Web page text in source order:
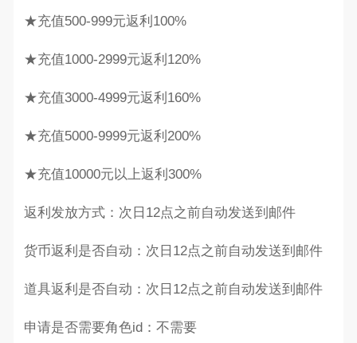
★充值500-999元返利100%
★充值1000-2999元返利120%
★充值3000-4999元返利160%
★充值5000-9999元返利200%
★充值10000元以上返利300%
返利发放方式：次日12点之前自动发送到邮件
货币返利是否自动：次日12点之前自动发送到邮件
道具返利是否自动：次日12点之前自动发送到邮件
申请是否需要角色id：不需要